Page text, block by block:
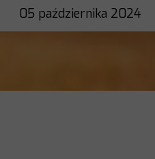
05 października 2024